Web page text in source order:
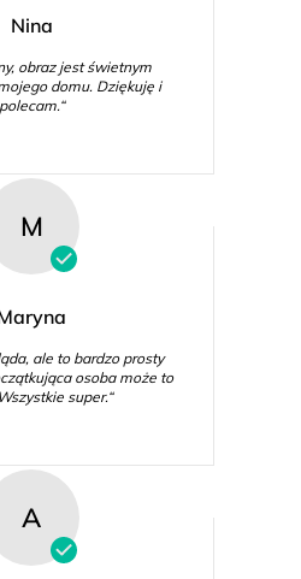
Nina
obraz jest świetnym
domu. Dziękuję i
polecam.“
M
ale to bardzo prosty
osoba może to
super.“
A